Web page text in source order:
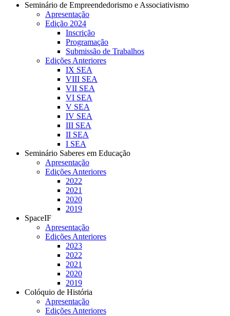
Seminário de Empreendedorismo e Associativismo
Apresentação
Edição 2024
Inscrição
Programação
Submissão de Trabalhos
Edições Anteriores
IX SEA
VIII SEA
VII SEA
VI SEA
V SEA
IV SEA
III SEA
II SEA
I SEA
Seminário Saberes em Educação
Apresentação
Edições Anteriores
2022
2021
2020
2019
SpaceIF
Apresentação
Edições Anteriores
2023
2022
2021
2020
2019
Colóquio de História
Apresentação
Edições Anteriores